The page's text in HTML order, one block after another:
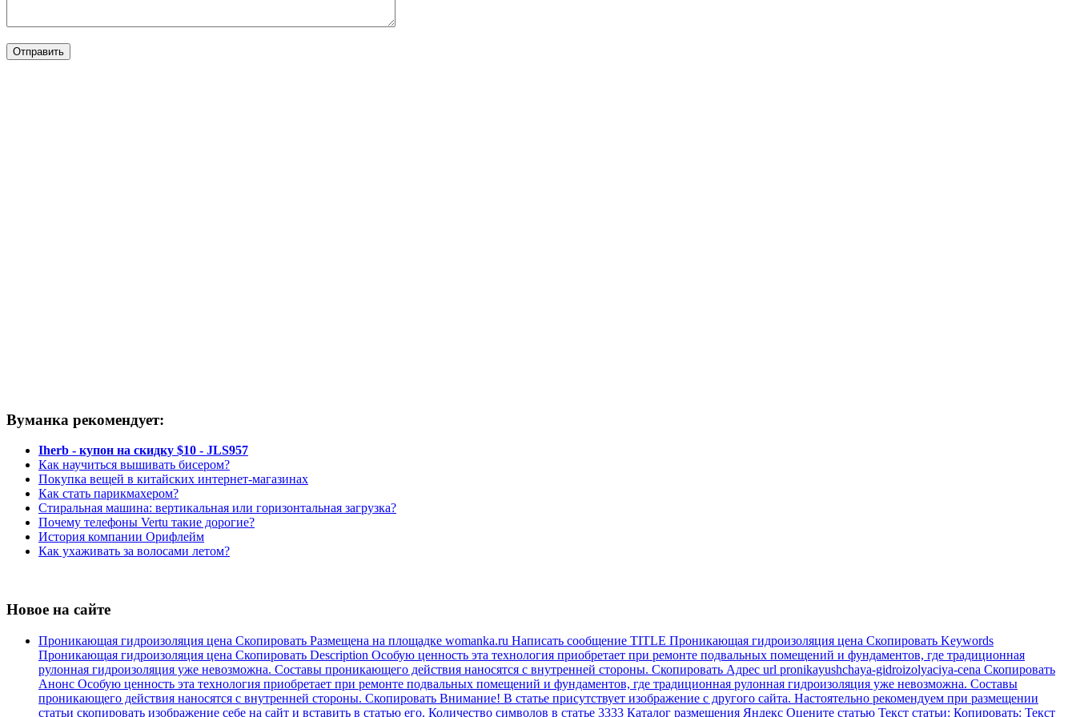
Вуманка рекомендует:
Iherb - купон на скидку $10 - JLS957
Как научиться вышивать бисером?
Покупка вещей в китайских интернет-магазинах
Как стать парикмахером?
Стиральная машина: вертикальная или горизонтальная загрузка?
Почему телефоны Vertu такие дорогие?
История компании Орифлейм
Как ухаживать за волосами летом?
Новое на сайте
Проникающая гидроизоляция цена Скопировать Размещена на площадке womanka.ru Написать сообщение TITLE Проникающая гидроизоляция цена Скопировать Keywords
Проникающая гидроизоляция цена Скопировать Description Особую ценность эта технология приобретает при ремонте подвальных помещений и фундаментов, где традиционная
рулонная гидроизоляция уже невозможна. Составы проникающего действия наносятся с внутренней стороны. Скопировать Адрес url pronikayushchaya-gidroizolyaciya-cena Скопировать
Анонс Особую ценность эта технология приобретает при ремонте подвальных помещений и фундаментов, где традиционная рулонная гидроизоляция уже невозможна. Составы
проникающего действия наносятся с внутренней стороны. Скопировать Внимание! В статье присутствует изображение с другого сайта. Настоятельно рекомендуем при размещении
статьи скопировать изображение себе на сайт и вставить в статью его. Количество символов в статье 3333 Каталог размещения Яндекс Оцените статью Текст статьи: Копировать: Текст